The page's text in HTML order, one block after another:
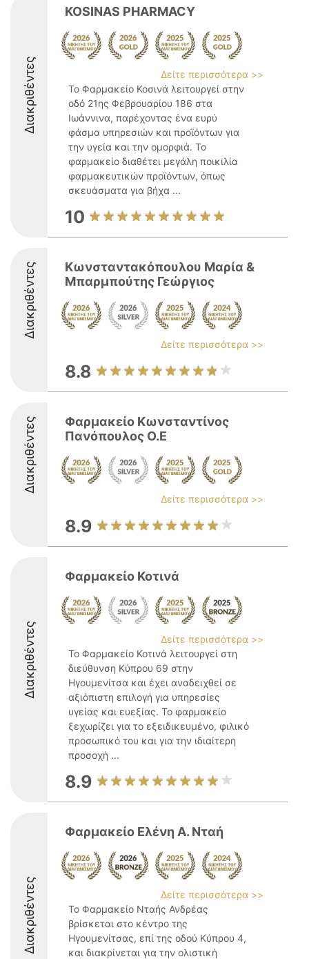
Διακριθέντες
KOSINAS PHARMACY
Δείτε περισσότερα >>
Το Φαρμακείο Κοσινά λειτουργεί στην
οδό 21ης Φεβρουαρίου 186 στα
Ιωάννινα, παρέχοντας ένα ευρύ
φάσμα υπηρεσιών και προϊόντων για
την υγεία και την ομορφιά. Το
φαρμακείο διαθέτει μεγάλη ποικιλία
φαρμακευτικών προϊόντων, όπως
σκευάσματα για βήχα ...
10
Διακριθέντες
Κωνσταντακόπουλου Μαρία &
Μπαρμπούτης Γεώργιος
Δείτε περισσότερα >>
8.8
Διακριθέντες
Φαρμακείο Κωνσταντίνος
Πανόπουλος Ο.Ε
Δείτε περισσότερα >>
8.9
Διακριθέντες
Φαρμακείο Κοτινά
Δείτε περισσότερα >>
Το Φαρμακείο Κοτινά λειτουργεί στη
διεύθυνση Κύπρου 69 στην
Ηγουμενίτσα και έχει αναδειχθεί σε
αξιόπιστη επιλογή για υπηρεσίες
υγείας και ευεξίας. Το φαρμακείο
ξεχωρίζει για το εξειδικευμένο, φιλικό
προσωπικό του και για την ιδιαίτερη
προσοχή ...
8.9
Διακριθέντες
Φαρμακείο Ελένη Α. Νταή
Δείτε περισσότερα >>
Το Φαρμακείο Νταής Ανδρέας
βρίσκεται στο κέντρο της
Ηγουμενίτσας, επί της οδού Κύπρου 4,
και διακρίνεται για την ολιστική